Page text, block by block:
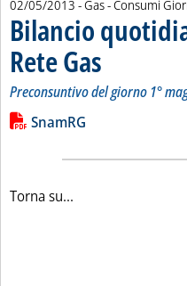
02/05/2013 - Gas - Consumi
Bilancio
Rete Gas . Sottotitolo:
. Pubblicata
Preconsuntivo del giorno 1°
Leggi tutta la notizia:
Lista allegati PDF
SnamRG
Torna su...